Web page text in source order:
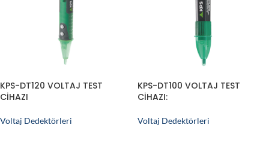
KPS-DT120 VOLTAJ TEST
CİHAZI
Voltaj Dedektörleri
KPS-DT100 VOLTAJ TEST
CİHAZI:
Voltaj Dedektörleri